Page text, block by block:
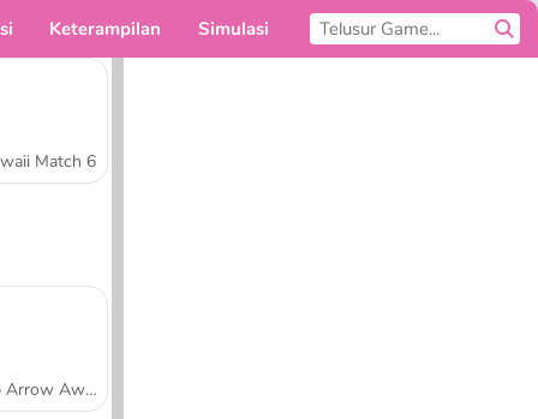
Keterampilan Simulasi
Match 6
Tap Arrow Away